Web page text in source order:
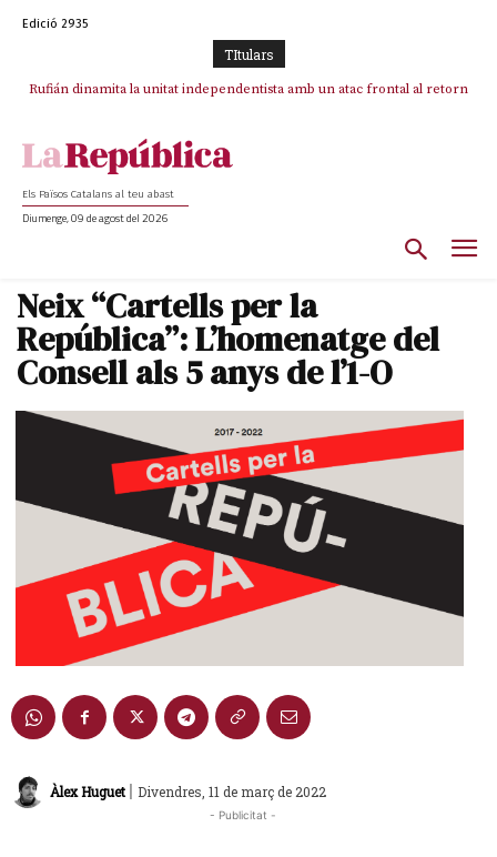
Edició 2935
TItulars
Rufián dinamita la unitat independentista amb un atac frontal al retorn
Puigdemont reivindica la transparència del seu retorn i manté el pols
Els Països Catalans al teu abast
Diumenge, 09 de agost del 2026
Neix “Cartells per la
República”: L’homenatge del
Consell als 5 anys de l’1-O
Àlex Huguet | Divendres, 11 de març de 2022
- Publicitat -